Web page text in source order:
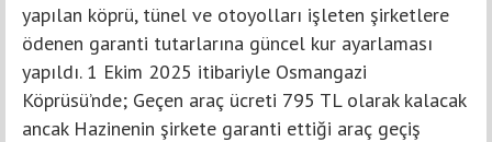
yapılan köprü, tünel ve otoyolları işleten şirketlere
ödenen garanti tutarlarına güncel kur ayarlaması
yapıldı. 1 Ekim 2025 itibariyle Osmangazi
Köprüsü’nde; Geçen araç ücreti 795 TL olarak kalacak
ancak Hazinenin şirkete garanti ettiği araç geçiş